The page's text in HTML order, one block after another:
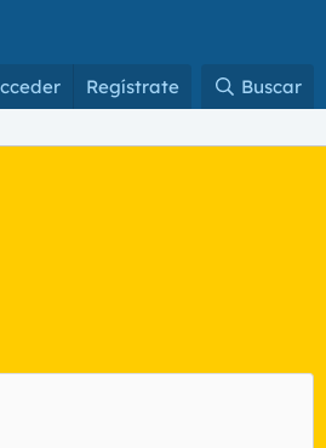
Regístrate Buscar